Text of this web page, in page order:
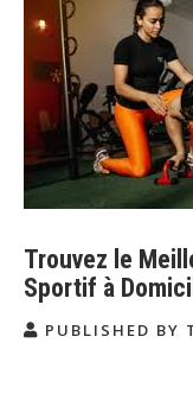
Trouvez le
Sportif à
PUBLISHED BY